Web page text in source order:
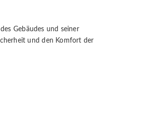
Gebäudes und seiner
und den Komfort der